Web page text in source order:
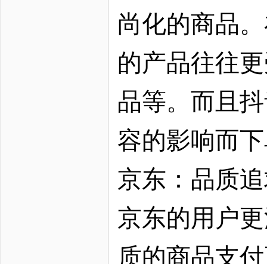
尚化的商品
的产品往往
品等。而且
容的影响而
京东：品质
京东的用户
质的商品支